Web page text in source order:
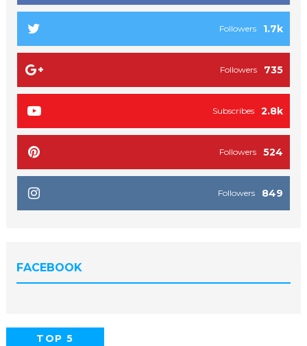
1.7k
Followers
735
Followers
2.8k
Subscribes
524
Followers
849
Followers
FACEBOOK
TOP 5